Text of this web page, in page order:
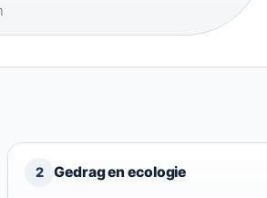
2 Gedrag en ecologie